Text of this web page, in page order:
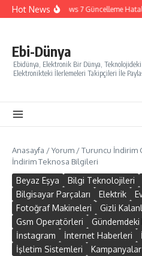
İçeriğe atla
Hot NewsWindows 7 Güncelleme
Ebi-Dünya
Ebidünya, Elektronik Bir Dünya, Teknolojideki
Elektronikteki İlerlemeleri Takipçileri İle
Anasayfa /Yorum /Turuncu İndirim
İndirim Teknosa Bilgileri
Beyaz Eşya Bilgi Teknolojileri
Bilgisayar Parçaları
Elektrik
Fotoğraf Makineleri
Gizli
Gsm Operatörleri
İnstagram
İnternet Haberleri
İşletim Sistemleri
Kampanyalar